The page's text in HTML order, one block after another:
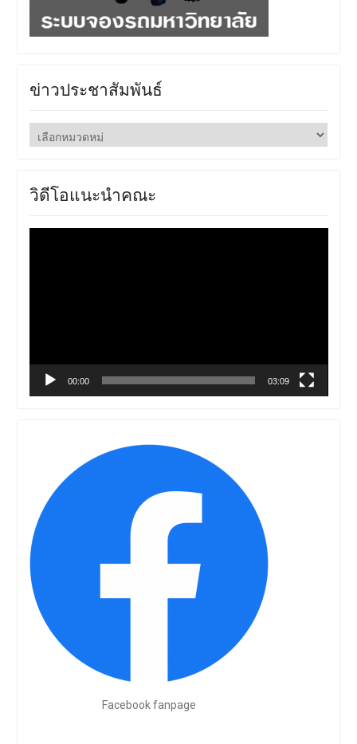
ข่าวประชาสัมพันธ์
ข่าว
ประชาสัมพันธ์
วิดีโอแนะนำคณะ
00:00 03:09
Facebook fanpage